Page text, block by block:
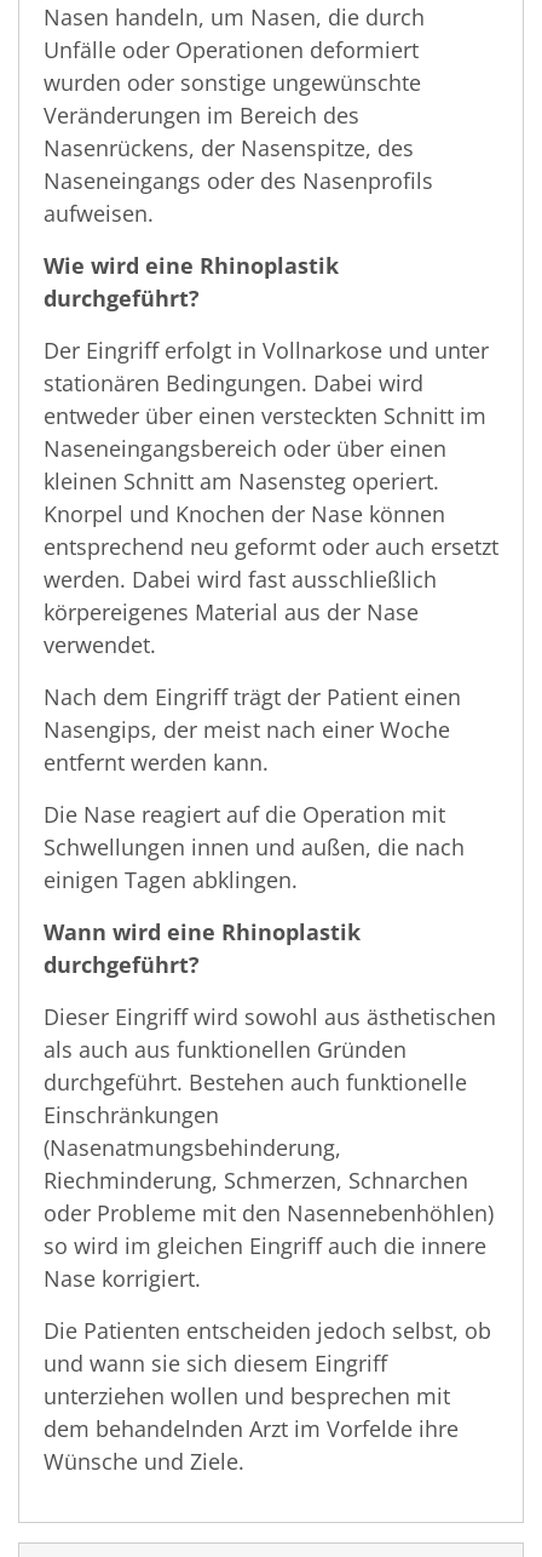
Nasen handeln, um Nasen, die durch
Unfälle oder Operationen deformiert
wurden oder sonstige ungewünschte
Veränderungen im Bereich des
Nasenrückens, der Nasenspitze, des
Naseneingangs oder des Nasenprofils
aufweisen.
Wie wird eine Rhinoplastik
durchgeführt?
Der Eingriff erfolgt in Vollnarkose und unter
stationären Bedingungen. Dabei wird
entweder über einen versteckten Schnitt im
Naseneingangsbereich oder über einen
kleinen Schnitt am Nasensteg operiert.
Knorpel und Knochen der Nase können
entsprechend neu geformt oder auch ersetzt
werden. Dabei wird fast ausschließlich
körpereigenes Material aus der Nase
verwendet.
Nach dem Eingriff trägt der Patient einen
Nasengips, der meist nach einer Woche
entfernt werden kann.
Die Nase reagiert auf die Operation mit
Schwellungen innen und außen, die nach
einigen Tagen abklingen.
Wann wird eine Rhinoplastik
durchgeführt?
Dieser Eingriff wird sowohl aus ästhetischen
als auch aus funktionellen Gründen
durchgeführt. Bestehen auch funktionelle
Einschränkungen
(Nasenatmungsbehinderung,
Riechminderung, Schmerzen, Schnarchen
oder Probleme mit den Nasennebenhöhlen)
so wird im gleichen Eingriff auch die innere
Nase korrigiert.
Die Patienten entscheiden jedoch selbst, ob
und wann sie sich diesem Eingriff
unterziehen wollen und besprechen mit
dem behandelnden Arzt im Vorfelde ihre
Wünsche und Ziele.